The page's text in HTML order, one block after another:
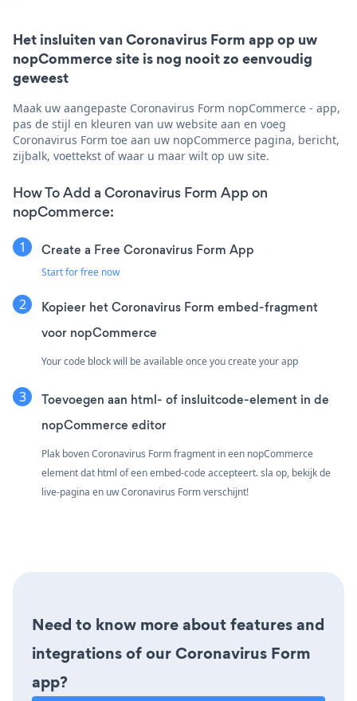
Het insluiten van Coronavirus Form app op uw
nopCommerce site is nog nooit zo eenvoudig
geweest
Maak uw aangepaste Coronavirus Form nopCommerce - app,
pas de stijl en kleuren van uw website aan en voeg
Coronavirus Form toe aan uw nopCommerce pagina, bericht,
zijbalk, voettekst of waar u maar wilt op uw site.
How To Add a Coronavirus Form App on
nopCommerce:
Create a Free Coronavirus Form App
Start for free now
Kopieer het Coronavirus Form embed-fragment
voor nopCommerce
Your code block will be available once you create your app
Toevoegen aan html- of insluitcode-element in de
nopCommerce editor
Plak boven Coronavirus Form fragment in een nopCommerce
element dat html of een embed-code accepteert. sla op, bekijk de
live-pagina en uw Coronavirus Form verschijnt!
Need to know more about features and
integrations of our Coronavirus Form
app?